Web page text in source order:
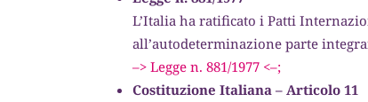
L’Italia ha ratificato i Patti
all’autodeterminazione parte
–> Legge n. 881/1977 <–;
Costituzione Italiana – Articolo 11